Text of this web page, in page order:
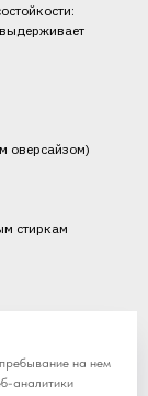
оверсайзом)
стиркам
на нем
аналитики